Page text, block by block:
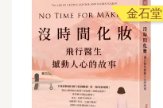
金石堂